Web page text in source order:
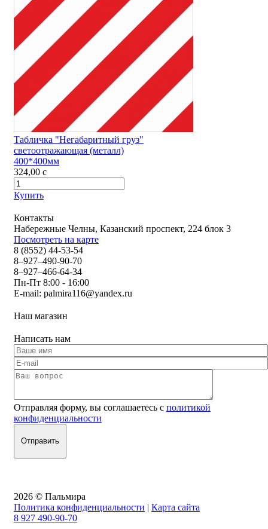
Табличка "Негабаритный груз"
светоотражающая (металл)
400*400мм
324,00 c
Купить
Контакты
Набережные Челны, Казанский проспект, 224 блок 3
Посмотреть на карте
8 (8552) 44-53-54
8–927–490-90-70
8–927–466-64-34
Пн-Пт 8:00 - 16:00
E-mail: palmira116@yandex.ru
Наш магазин
Написать нам
Отправляя форму, вы соглашаетесь с политикой
конфиденциальности
2026 © Пальмира
Политика конфиденциальности | Карта сайта
8 927 490-90-70